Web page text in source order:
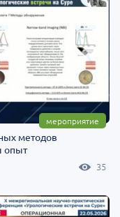
мероприятие
методов
опыт
35